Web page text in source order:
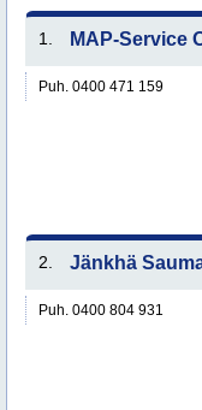
1. MAP-Service
Puh. 0400 471 159
2. Jänkhä
Puh. 0400 804 931